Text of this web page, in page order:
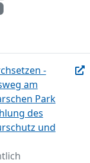
-
am
Park
des
und